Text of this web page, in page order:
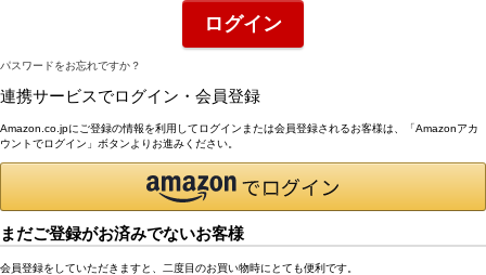
ログイン
パスワードをお忘れですか？
連携サービスでログイン・会員登録
Amazon.co.jpにご登録の情報を利用してログインまたは会員登録されるお客様は、「Amazonアカ
ウントでログイン」ボタンよりお進みください。
まだご登録がお済みでないお客様
会員登録をしていただきますと、二度目のお買い物時にとても便利です。